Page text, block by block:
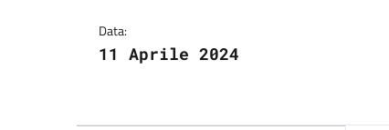
Data:
11 Aprile 2024